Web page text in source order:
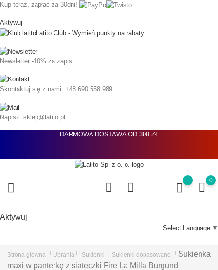
Kup teraz, zapłać za 30dni!
Aktywuj
Latito Club - Wymień punkty na rabaty
Newsletter -10% za zapis
Skontaktuj się z nami: +48 690 558 989
Napisz: sklep@latito.pl
DARMOWA DOSTAWA OD 399 ZŁ
0
Aktywuj
Select Language ▼
Strona główna Ubrania Sukienki Sukienki dopasowane
Sukienka
maxi w panterkę z siateczki Fire La Milla Burgund